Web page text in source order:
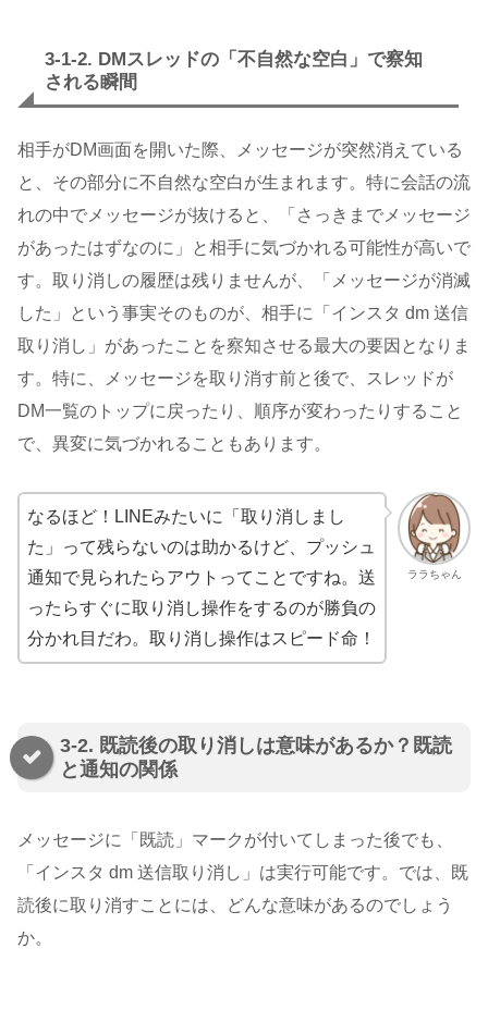
3-1-2. DMスレッドの「不自然な空白」で察知
される瞬間
相手がDM画面を開いた際、メッセージが突然消えている
と、その部分に不自然な空白が生まれます。特に会話の流
れの中でメッセージが抜けると、「さっきまでメッセージ
があったはずなのに」と相手に気づかれる可能性が高いで
す。取り消しの履歴は残りませんが、「メッセージが消滅
した」という事実そのものが、相手に「インスタ dm 送信
取り消し」があったことを察知させる最大の要因となりま
す。特に、メッセージを取り消す前と後で、スレッドが
DM一覧のトップに戻ったり、順序が変わったりすること
で、異変に気づかれることもあります。
ララちゃん
なるほど！LINEみたいに「取り消しまし
た」って残らないのは助かるけど、プッシュ
通知で見られたらアウトってことですね。送
ったらすぐに取り消し操作をするのが勝負の
分かれ目だわ。取り消し操作はスピード命！
3-2. 既読後の取り消しは意味があるか？既読
と通知の関係
メッセージに「既読」マークが付いてしまった後でも、
「インスタ dm 送信取り消し」は実行可能です。では、既
読後に取り消すことには、どんな意味があるのでしょう
か。